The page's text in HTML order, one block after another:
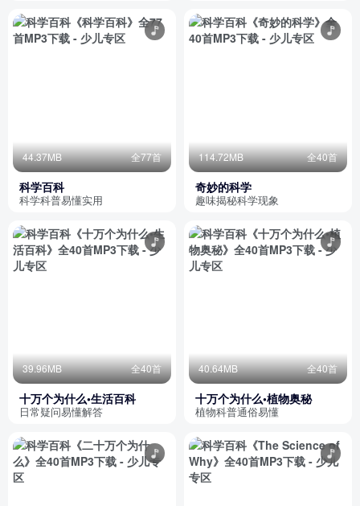
44.37MB 全77首
科学百科
科学科普易懂实用
114.72MB 全40首
奇妙的科学
趣味揭秘科学现象
39.96MB 全40首
十万个为什么•生活百科
日常疑问易懂解答
40.64MB 全40首
十万个为什么•植物奥秘
植物科普通俗易懂